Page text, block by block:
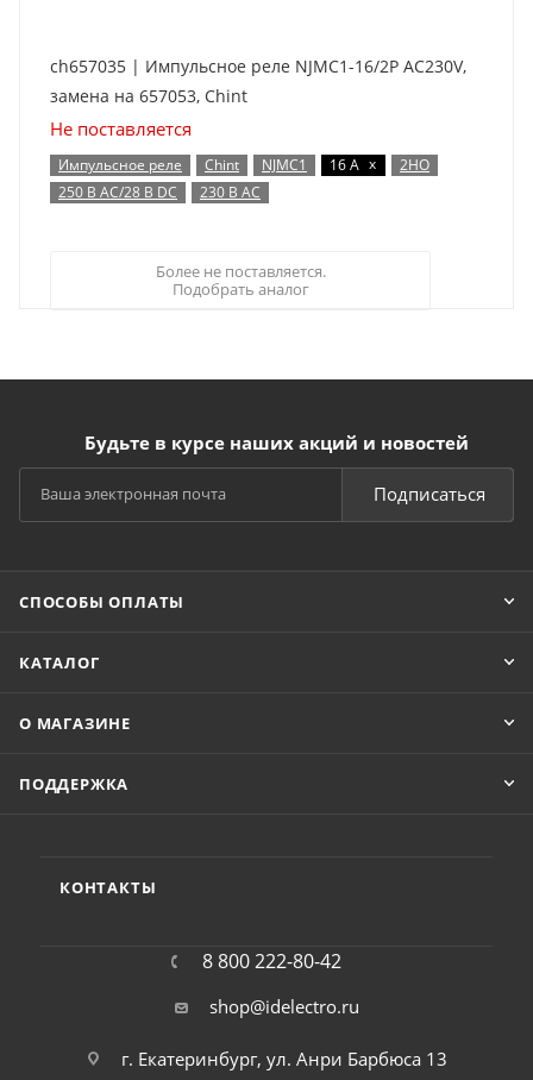
ch657035 | Импульсное реле NJMC1-16/2P AC230V,
замена на 657053, Chint
Не поставляется
Импульсное реле Chint NJMC1 16 А x
2НО
250 В AC/28 В DC
230 В AC
Более не поставляется.
Подобрать аналог
Будьте в курсе наших акций и новостей
Подписаться
СПОСОБЫ ОПЛАТЫ
КАТАЛОГ
О МАГАЗИНЕ
ПОДДЕРЖКА
КОНТАКТЫ
8 800 222-80-42
shop@idelectro.ru
г. Екатеринбург, ул. Анри Барбюса 13